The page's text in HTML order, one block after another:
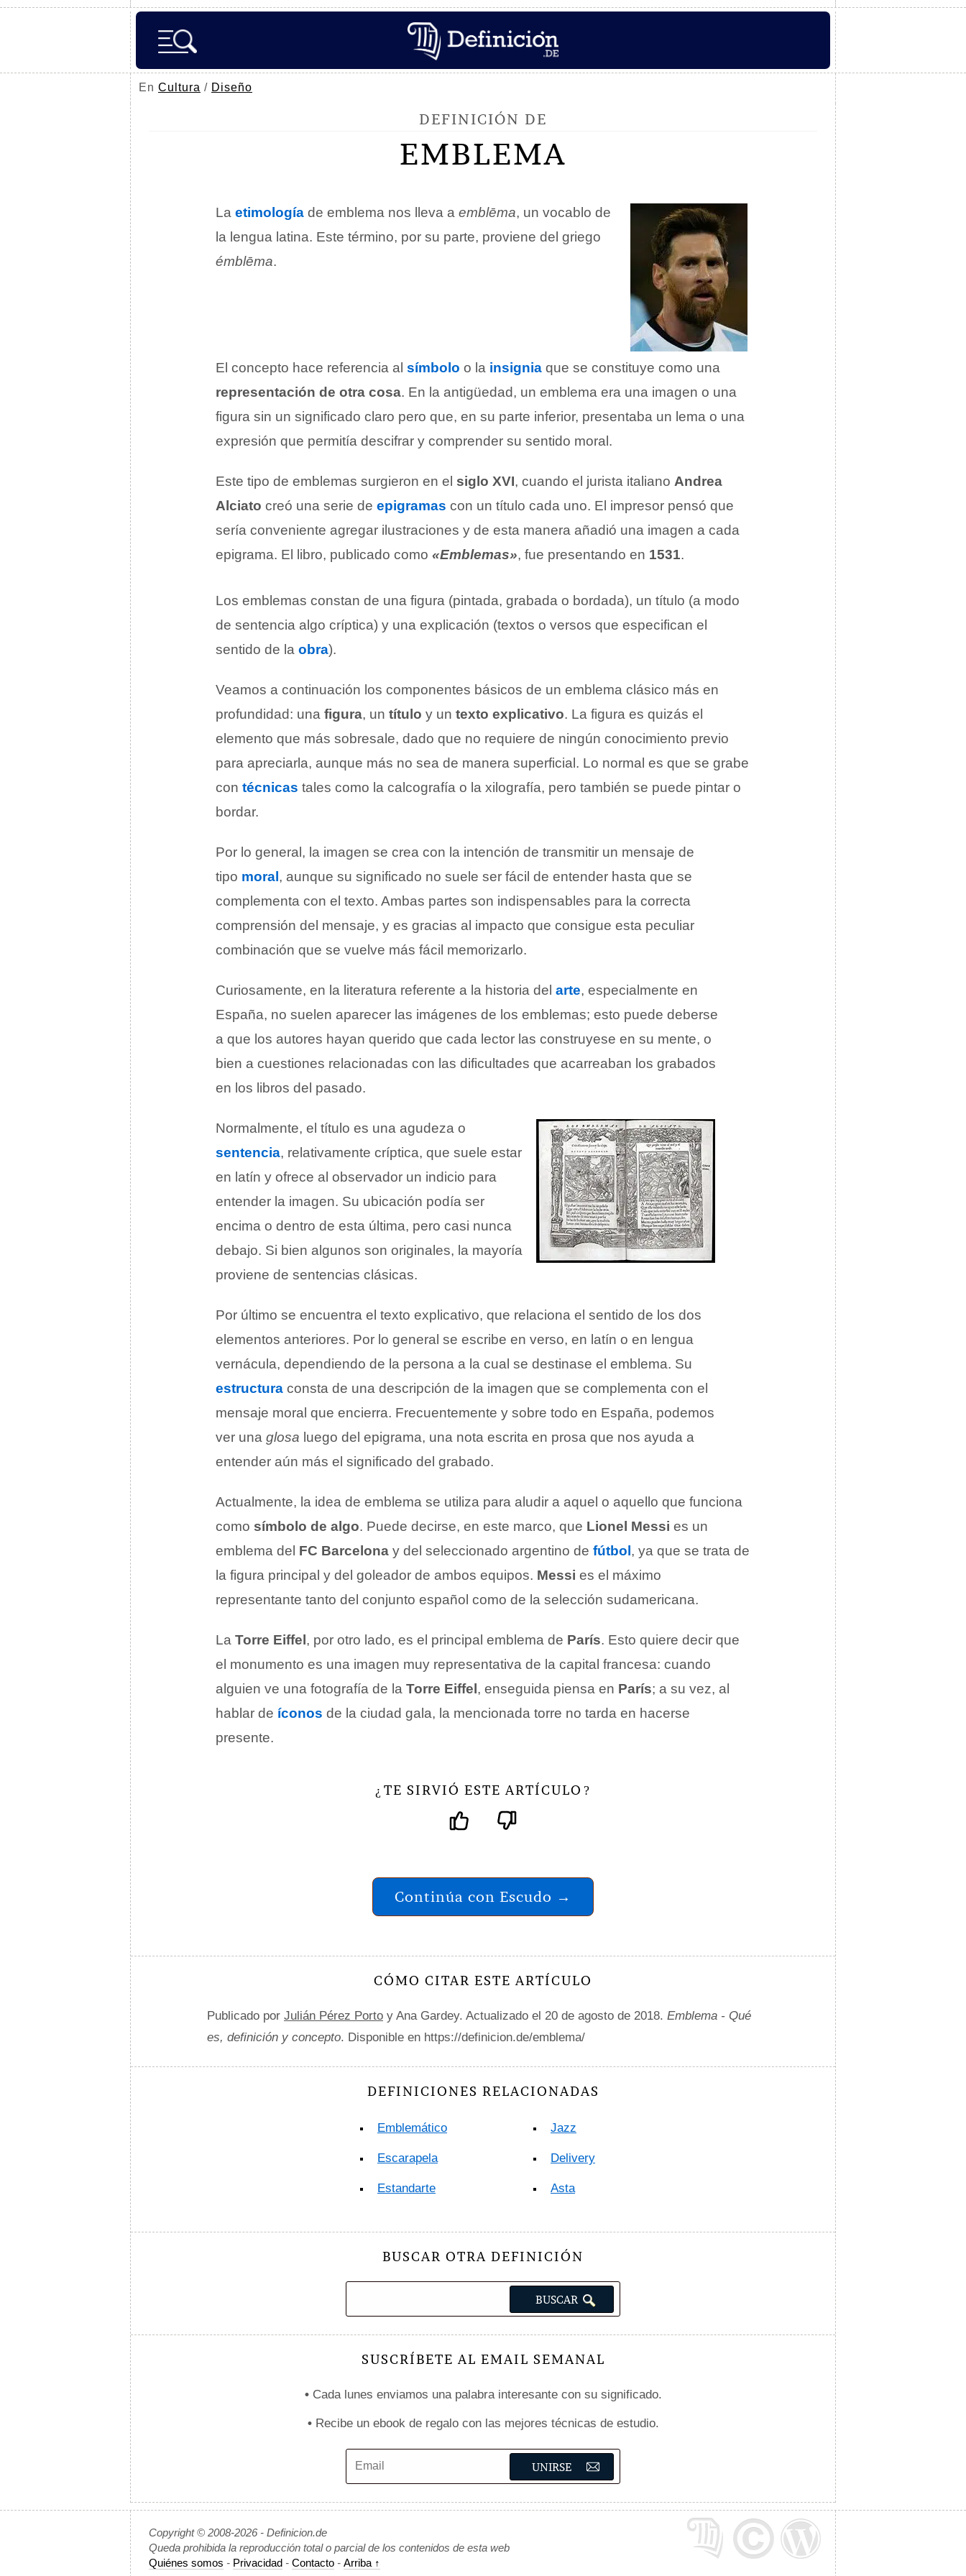
En Cultura / Diseño
DEFINICIÓN DE
EMBLEMA
La etimología de emblema nos lleva a emblēma, un vocablo de
la lengua latina. Este término, por su parte, proviene del griego
émblēma.
El concepto hace referencia al símbolo o la insignia que se constituye como una
representación de otra cosa. En la antigüedad, un emblema era una imagen o una
figura sin un significado claro pero que, en su parte inferior, presentaba un lema o una
expresión que permitía descifrar y comprender su sentido moral.
Este tipo de emblemas surgieron en el siglo XVI, cuando el jurista italiano Andrea
Alciato creó una serie de epigramas con un título cada uno. El impresor pensó que
sería conveniente agregar ilustraciones y de esta manera añadió una imagen a cada
epigrama. El libro, publicado como «Emblemas», fue presentando en 1531.
Los emblemas constan de una figura (pintada, grabada o bordada), un título (a modo
de sentencia algo críptica) y una explicación (textos o versos que especifican el
sentido de la obra).
Veamos a continuación los componentes básicos de un emblema clásico más en
profundidad: una figura, un título y un texto explicativo. La figura es quizás el
elemento que más sobresale, dado que no requiere de ningún conocimiento previo
para apreciarla, aunque más no sea de manera superficial. Lo normal es que se grabe
con técnicas tales como la calcografía o la xilografía, pero también se puede pintar o
bordar.
Por lo general, la imagen se crea con la intención de transmitir un mensaje de
tipo moral , aunque su significado no suele ser fácil de entender hasta que se
complementa con el texto. Ambas partes son indispensables para la correcta
comprensión del mensaje, y es gracias al impacto que consigue esta peculiar
combinación que se vuelve más fácil memorizarlo.
Curiosamente, en la literatura referente a la historia del arte, especialmente en
España, no suelen aparecer las imágenes de los emblemas; esto puede deberse
a que los autores hayan querido que cada lector las construyese en su mente, o
bien a cuestiones relacionadas con las dificultades que acarreaban los grabados
en los libros del pasado.
Normalmente, el título es una agudeza o
sentencia, relativamente críptica, que suele estar
en latín y ofrece al observador un indicio para
entender la imagen. Su ubicación podía ser
encima o dentro de esta última, pero casi nunca
debajo. Si bien algunos son originales, la mayoría
proviene de sentencias clásicas.
Por último se encuentra el texto explicativo, que relaciona el sentido de los dos
elementos anteriores. Por lo general se escribe en verso, en latín o en lengua
vernácula, dependiendo de la persona a la cual se destinase el emblema. Su
estructura consta de una descripción de la imagen que se complementa con el
mensaje moral que encierra. Frecuentemente y sobre todo en España, podemos
ver una glosa luego del epigrama, una nota escrita en prosa que nos ayuda a
entender aún más el significado del grabado.
Actualmente, la idea de emblema se utiliza para aludir a aquel o aquello que funciona
como símbolo de algo. Puede decirse, en este marco, que Lionel Messi es un
emblema del FC Barcelona y del seleccionado argentino de fútbol , ya que se trata de
la figura principal y del goleador de ambos equipos. Messi es el máximo
representante tanto del conjunto español como de la selección sudamericana.
La Torre Eiffel , por otro lado, es el principal emblema de París. Esto quiere decir que
el monumento es una imagen muy representativa de la capital francesa: cuando
alguien ve una fotografía de la Torre Eiffel , enseguida piensa en París; a su vez, al
hablar de íconos de la ciudad gala, la mencionada torre no tarda en hacerse
presente.
¿ TE SIRVIÓ ESTE ARTÍCULO ?
Continúa con Escudo →
CÓMO CITAR ESTE ARTÍCULO
Publicado por Julián Pérez Porto y Ana Gardey. Actualizado el 20 de agosto de 2018. Emblema - Qué
es, definición y concepto. Disponible en https://definicion.de/emblema/
DEFINICIONES RELACIONADAS
Emblemático
Escarapela
Estandarte
Jazz
Delivery
Asta
BUSCAR OTRA DEFINICIÓN
SUSCRÍBETE AL EMAIL SEMANAL
•Cada lunes enviamos una palabra interesante con su significado.
•Recibe un ebook de regalo con las mejores técnicas de estudio.
Copyright © 2008-2026 - Definicion.de
Queda prohibida la reproducción total o parcial de los contenidos de esta web
Quiénes somos - Privacidad - Contacto - Arriba ↑